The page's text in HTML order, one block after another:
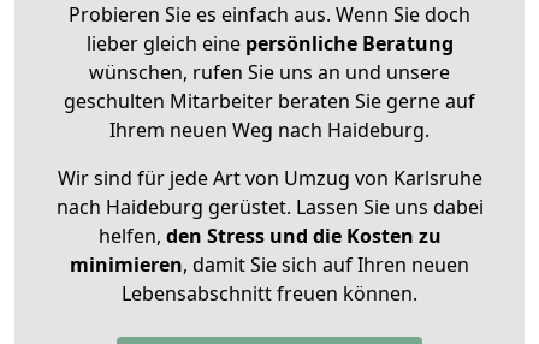
Probieren Sie es einfach aus. Wenn Sie doch
lieber gleich eine persönliche Beratung
wünschen, rufen Sie uns an und unsere
geschulten Mitarbeiter beraten Sie gerne auf
Ihrem neuen Weg nach Haideburg.
Wir sind für jede Art von Umzug von Karlsruhe
nach Haideburg gerüstet. Lassen Sie uns dabei
helfen, den Stress und die Kosten zu
minimieren, damit Sie sich auf Ihren neuen
Lebensabschnitt freuen können.